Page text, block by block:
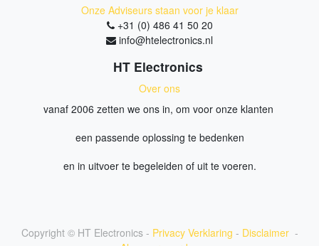
Onze Adviseurs staan voor je klaar
+31 (0) 486 41 50 20
info@htelectronics.nl
HT Electronics
Over ons
vanaf 2006 zetten we ons in, om voor onze klanten
een passende oplossing te bedenken
en in uitvoer te begeleiden of uit te voeren.
Copyright © HT Electronics - Privacy Verklaring - Disclaimer -